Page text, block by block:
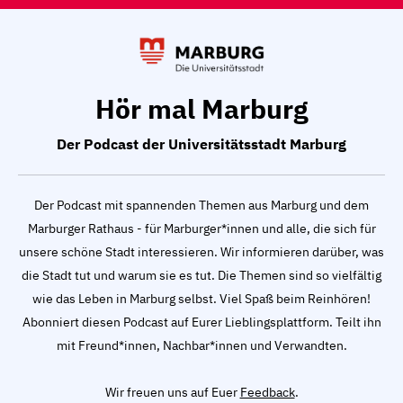
Hör mal Marburg
Der Podcast der Universitätsstadt Marburg
Der Podcast mit spannenden Themen aus Marburg und dem
Marburger Rathaus - für Marburger*innen und alle, die sich für
unsere schöne Stadt interessieren. Wir informieren darüber, was
die Stadt tut und warum sie es tut. Die Themen sind so vielfältig
wie das Leben in Marburg selbst. Viel Spaß beim Reinhören!
Abonniert diesen Podcast auf Eurer Lieblingsplattform. Teilt ihn
mit Freund*innen, Nachbar*innen und Verwandten.
Wir freuen uns auf Euer Feedback.